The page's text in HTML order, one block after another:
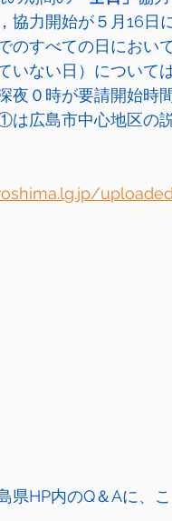
力開始が５月16日
のすべての日におい
いない日）について
夜０時が要請開始時
広島市中心地区の
HP内のQ＆Aに、